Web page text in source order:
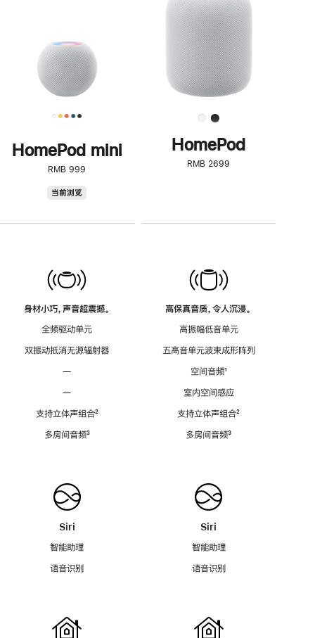
HomePod mini
RMB 999
当前浏览
身材小巧，声音超震撼。
全频驱动单元
双振动抵消无源辐射器
—
—
支持立体声组合脚
²
多房间音频脚
³
Siri
智能助理
语音识别
了
解
HomePod<
HomePod
RMB 2699
高保真音质，令人沉浸。
高振幅低音单元
五高音单元波束成形阵列
空间音频脚
¹
室内空间感应
支持立体声组合脚
²
多房间音频脚
³
Siri
智能助理
语音识别